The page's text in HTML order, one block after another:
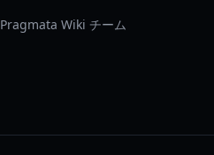
Pragmata Wiki チーム